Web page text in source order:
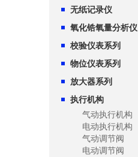
无纸记录仪
氧化锆氧量分析仪
校验仪表系列
物位仪表系列
放大器系列
执行机构
气动执行机构
电动执行机构
气动调节阀
电动调节阀